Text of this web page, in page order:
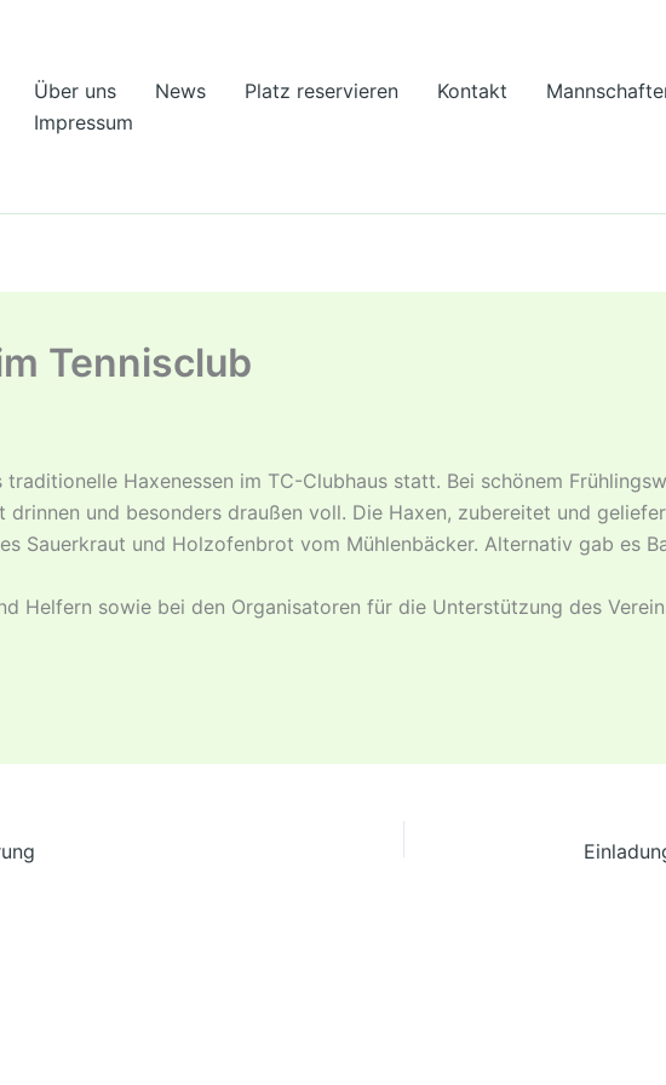
Über uns News Platz reservieren Kontakt
Impressum
Tennisclub
Haxenessen im TC-Clubhaus statt. Bei schönem
drinnen und besonders draußen voll. Die Haxen, zubereitet und
Sauerkraut und Holzofenbrot vom Mühlenbäcker. Alternativ gab es
Helfern sowie bei den Organisatoren für die Unterstützung des